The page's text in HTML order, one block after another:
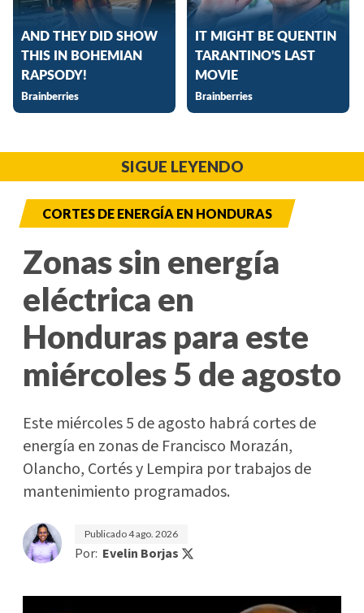
SIGUE LEYENDO
CORTES DE ENERGÍA EN HONDURAS
Zonas sin energía
eléctrica en
Honduras para este
miércoles 5 de agosto
Este miércoles 5 de agosto habrá cortes de
energía en zonas de Francisco Morazán,
Olancho, Cortés y Lempira por trabajos de
mantenimiento programados.
Publicado4 ago. 2026
Por: Evelin Borjas